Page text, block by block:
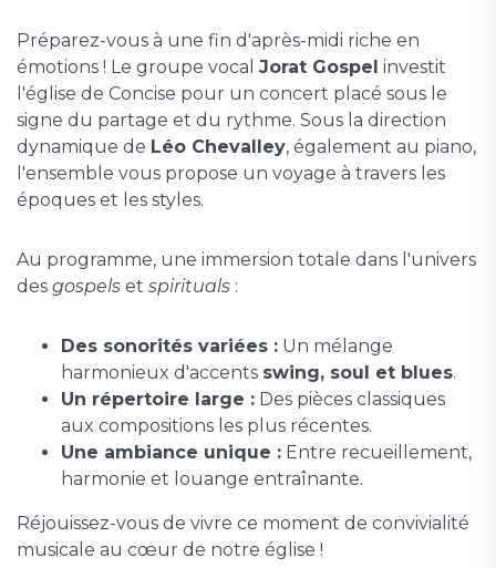
Préparez-vous à une fin d'après-midi riche en
émotions ! Le groupe vocal Jorat Gospel investit
l'église de Concise pour un concert placé sous le
signe du partage et du rythme. Sous la direction
dynamique de Léo Chevalley, également au piano,
l'ensemble vous propose un voyage à travers les
époques et les styles.
Au programme, une immersion totale dans l'univers
des gospels et spirituals :
Des sonorités variées : Un mélange
harmonieux d'accents swing, soul et blues.
Un répertoire large : Des pièces classiques
aux compositions les plus récentes.
Une ambiance unique : Entre recueillement,
harmonie et louange entraînante.
Réjouissez-vous de vivre ce moment de convivialité
musicale au cœur de notre église !